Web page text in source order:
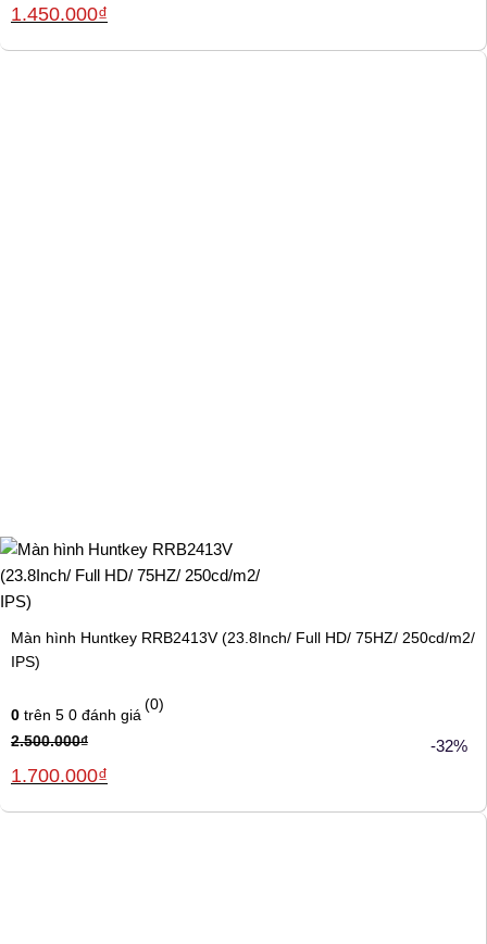
Giá
là:
1.450.000₫
tại
Màn hình Huntkey RRB2413V (23.8Inch/ Full HD/ 75HZ/ 250cd/m2/
IPS)
0 trên 5 0 đánh giá
(0)
2.500.000₫
Giá
là:
1.700.000₫
tại
-32%